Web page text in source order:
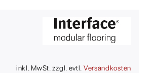
inkl. MwSt. zzgl. evtl. Versandkosten